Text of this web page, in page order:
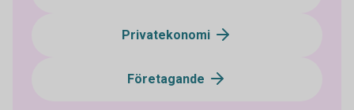
Privatekonomi
Företagande